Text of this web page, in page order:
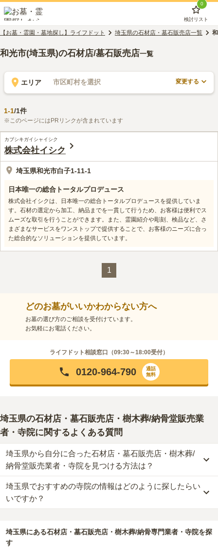
0
検討リスト
【お墓・霊園・墓地探し】ライフドット 埼玉県の石材店・墓石販売店一覧
和光市(埼玉県)の石材店/墓石販売店一覧
エリア 市区町村を選択 変更する
1-1/1件
※このページにはPRリンクが含まれています
カブシキガイシャイシク
株式会社イシク
埼玉県和光市白子1-11-1
日本唯一の総合トータルプロデュース
株式会社イシクは、日本唯一の総合トータルプロデュースを提供していま
す。石材の選定から加工、納品までを一貫して行うため、お客様は便利でス
ムーズな取引を行うことができます。また、霊園紹介や彫刻、検品など、さ
まざまなサービスをワンストップで提供することで、お客様のニーズに合っ
た総合的なソリューションを提供しています。
1
どのお墓がいいかわからない方へ
お墓の選び方のご相談を受付けています。
お気軽にお電話ください。
ライフドット相談窓口（09:30～18:00受付）
0120-964-790
通話
無料
埼玉県の石材店・墓石販売店・樹木葬/納骨堂販売業
者・寺院に関するよくある質問
埼玉県から自分に合った石材店・墓石販売店・樹木葬/
納骨堂販売業者・寺院を見つける方法は？
埼玉県で自分に合った業者を見つけるには、まず供養方法を決める
ことが大切です。
なぜなら供養の種類ごとに、依頼すべき業者が変わってくるからで
例えば、墓石のお墓で供養をしたい場合は「石材店」や「墓石販売
店」、お墓の後継ぎに心配がある方は、樹木葬や納骨堂を取り扱っ
埼玉県でおすすめの寺院の情報はどのように探したらい
いですか？
方針や考え」「立地（通いやすさ）」などの情報を収集する事が大
切です。
埼玉県にある石材店・墓石販売店・樹木葬/納骨専門業者・寺院を探
す